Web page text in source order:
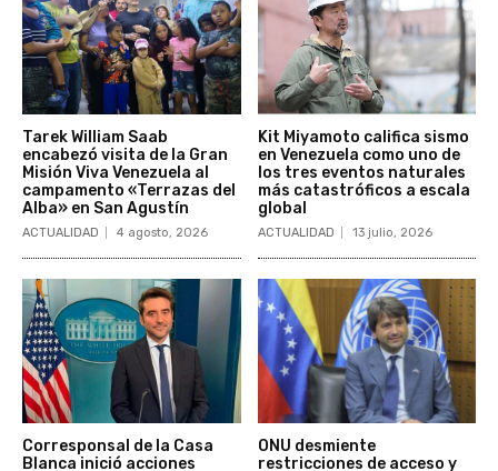
Tarek William Saab
encabezó visita de la Gran
Misión Viva Venezuela al
campamento «Terrazas del
Alba» en San Agustín
ACTUALIDAD 4 agosto, 2026
Kit Miyamoto califica sismo
en Venezuela como uno de
los tres eventos naturales
más catastróficos a escala
global
ACTUALIDAD 13 julio, 2026
Corresponsal de la Casa
Blanca inició acciones
ONU desmiente
restricciones de acceso y